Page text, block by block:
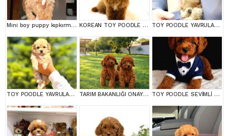
Mini boy puppy kıpkırmızı ev üretimi TOOY POODLE KOREAN TOY POODLE YAVRULARIM TOY POODLE YAVRULARIM
TOY POODLE YAVRULARIM TARIM BAKANLIĞI ONAYLI A KALİTE TOY YAVRULAR TOY POODLE SEVİMLİ YAVRULAR EV ÜRETİMİ